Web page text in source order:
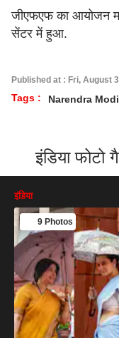
जीएफएफ का आयोजन
सेंटर में हुआ.
Published at : Fri, August
Tags : Narendra Modi
इंडिया फोटो
इंडिया
9 Photos